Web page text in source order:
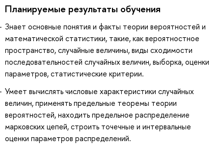
Планируемые результаты обучения
Знает основные понятия и факты теории вероятностей и
математической статистики, такие, как вероятностное
пространство, случайные величины, виды сходимости
последовательностей случайных величин, выборка, оценки
параметров, статистические критерии.
Умеет вычислять числовые характеристики случайных
величин, применять предельные теоремы теории
вероятностей, находить предельное распределение
марковских цепей, строить точечные и интервальные
оценки параметров распределений.